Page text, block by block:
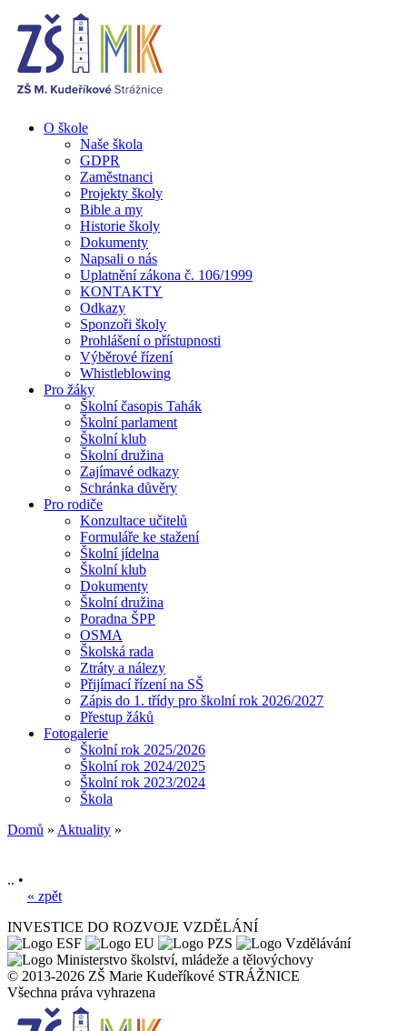
O škole
Naše škola
GDPR
Zaměstnanci
Projekty školy
Bible a my
Historie školy
Dokumenty
Napsali o nás
Uplatnění zákona č. 106/1999
KONTAKTY
Odkazy
Sponzoři školy
Prohlášení o přístupnosti
Výběrové řízení
Whistleblowing
Pro žáky
Školní časopis Tahák
Školní parlament
Školní klub
Školní družina
Zajímavé odkazy
Schránka důvěry
Pro rodiče
Konzultace učitelů
Formuláře ke stažení
Školní jídelna
Školní klub
Dokumenty
Školní družina
Poradna ŠPP
OSMA
Školská rada
Ztráty a nálezy
Přijímací řízení na SŠ
Zápis do 1. třídy pro školní rok 2026/2027
Přestup žáků
Fotogalerie
Školní rok 2025/2026
Školní rok 2024/2025
Školní rok 2023/2024
Škola
Domů » Aktuality »
.. •
« zpět
INVESTICE DO ROZVOJE VZDĚLÁNÍ
© 2013-2026 ZŠ Marie Kudeříkové STRÁŽNICE
Všechna práva vyhrazena